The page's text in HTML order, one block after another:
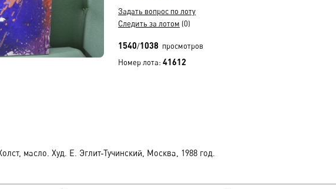
Задать вопрос по лоту
Следить за лотом (0)
1540/1038 просмотров
Номер лота:41612
масло. Худ. Е. Эглит-Тучинский, Москва, 1988 год.